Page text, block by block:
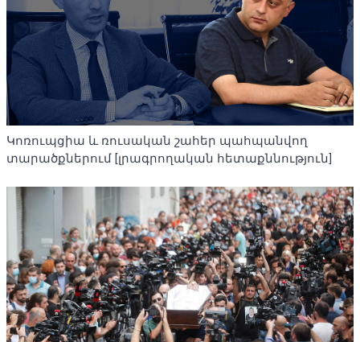
Կոռուպցիա և ռուսական շահեր պահպանվող
տարածքներում [լրագրողական հետաքննություն]